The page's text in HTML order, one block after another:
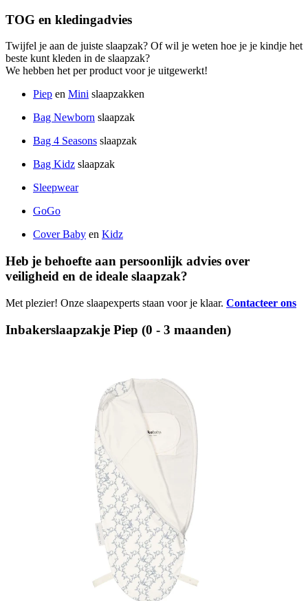
TOG en kledingadvies
Twijfel je aan de juiste slaapzak? Of wil je weten hoe je je kindje het
beste kunt kleden in de slaapzak?
We hebben het per product voor je uitgewerkt!
Piep en Mini slaapzakken
Bag Newborn slaapzak
Bag 4 Seasons slaapzak
Bag Kidz slaapzak
Sleepwear
GoGo
Cover Baby en Kidz
Heb je behoefte aan persoonlijk advies over
veiligheid en de ideale slaapzak?
Met plezier! Onze slaapexperts staan voor je klaar. Contacteer ons
Inbakerslaapzakje Piep (0 - 3 maanden)